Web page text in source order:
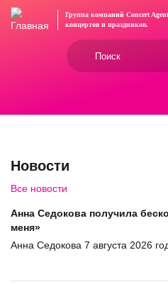
Перейти
Группа компаний Concert
концертови праздников.
Новости
Все новости
Анна Седокова получила
меня»
Анна Седокова 7 августа 2026